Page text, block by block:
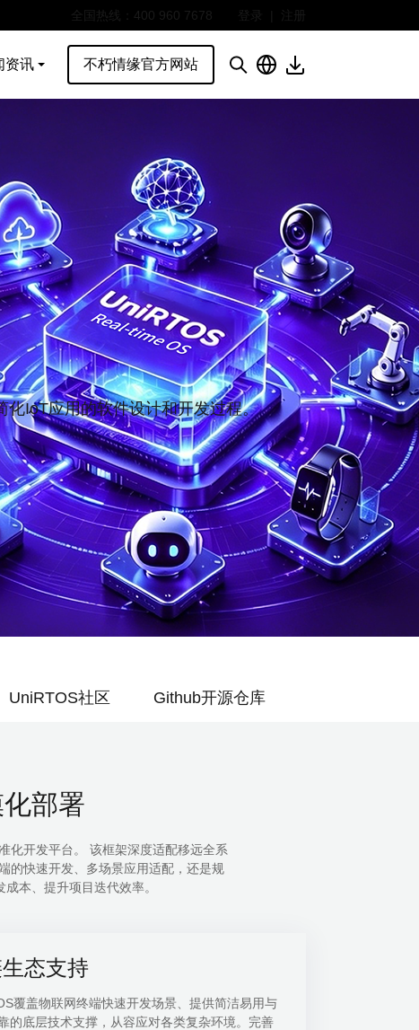
全国热线：400 960 7678 登录
资讯 不朽情缘官方网站
IoT应用的软件设计和开发过程。
UniRTOS社区 Github开源仓库
化部署
开发平台。 该框架深度适配移远全系
速开发、多场景应用适配，还是规
、提升项目迭代效率。
态支持
覆盖物联网终端快速开发场景、提供简洁易用与
底层技术支撑，从容应对各类复杂环境。完善